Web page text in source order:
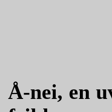
Å-nei, en